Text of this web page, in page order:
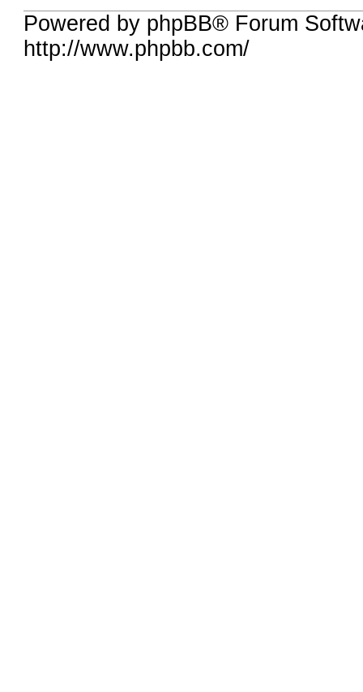
Powered by phpBB® Forum
http://www.phpbb.com/